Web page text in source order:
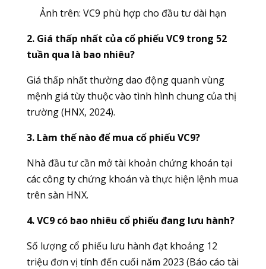
Ảnh trên: VC9 phù hợp cho đầu tư dài hạn
2. Giá thấp nhất của cổ phiếu VC9 trong 52
tuần qua là bao nhiêu?
Giá thấp nhất thường dao động quanh vùng
mệnh giá tùy thuộc vào tình hình chung của thị
trường (HNX, 2024).
3. Làm thế nào để mua cổ phiếu VC9?
Nhà đầu tư cần mở tài khoản chứng khoán tại
các công ty chứng khoán và thực hiện lệnh mua
trên sàn HNX.
4. VC9 có bao nhiêu cổ phiếu đang lưu hành?
Số lượng cổ phiếu lưu hành đạt khoảng 12
triệu đơn vị tính đến cuối năm 2023 (Báo cáo tài